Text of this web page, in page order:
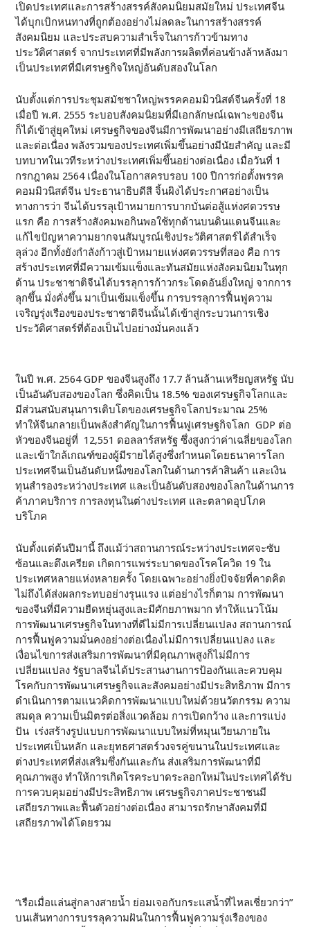
เปิดประเทศและการสร้างสรรค์สังคมนิยมสมัยใหม่ ประเทศจีน
ได้บุกเบิกหนทางที่ถูกต้องอย่างไม่ลดละในการสร้างสรรค์
สังคมนิยม และประสบความสำเร็จในการก้าวข้ามทาง
ประวัติศาสตร์ จากประเทศที่มีพลังการผลิตที่ค่อนข้างล้าหลังมา
เป็นประเทศที่มีเศรษฐกิจใหญ่อันดับสองในโลก
นับตั้งแต่การประชุมสมัชชาใหญ่พรรคคอมมิวนิสต์จีนครั้งที่ 18
เมื่อปี พ.ศ. 2555 ระบอบสังคมนิยมที่มีเอกลักษณ์เฉพาะของจีน
ก็ได้เข้าสู่ยุคใหม่ เศรษฐกิจของจีนมีการพัฒนาอย่างมีเสถียรภาพ
และต่อเนื่อง พลังรวมของประเทศเพิ่มขึ้นอย่างมีนัยสำคัญ และมี
บทบาทในเวทีระหว่างประเทศเพิ่มขึ้นอย่างต่อเนื่อง เมื่อวันที่ 1
กรกฎาคม 2564 เนื่องในโอกาสครบรอบ 100 ปีการก่อตั้งพรรค
คอมมิวนิสต์จีน ประธานาธิบดีสี จิ้นผิงได้ประกาศอย่างเป็น
ทางการว่า จีนได้บรรลุเป้าหมายการบากบั่นต่อสู้แห่งศตวรรษ
แรก คือ การสร้างสังคมพอกินพอใช้ทุกด้านบนดินแดนจีนและ
แก้ไขปัญหาความยากจนสัมบูรณ์เชิงประวัติศาสตร์ได้สำเร็จ
ลุล่วง อีกทั้งยังกำลังก้าวสู่เป้าหมายแห่งศตวรรษที่สอง คือ การ
สร้างประเทศที่มีความเข้มแข็งและทันสมัยแห่งสังคมนิยมในทุก
ด้าน ประชาชาติจีนได้บรรลุการก้าวกระโดดอันยิ่งใหญ่ จากการ
ลุกขึ้น มั่งคั่งขึ้น มาเป็นเข้มแข็งขึ้น การบรรลุการฟื้นฟูความ
เจริญรุ่งเรืองของประชาชาติจีนนั้นได้เข้าสู่กระบวนการเชิง
ประวัติศาสตร์ที่ต้องเป็นไปอย่างมั่นคงแล้ว
ในปี พ.ศ. 2564 GDP ของจีนสูงถึง 17.7 ล้านล้านเหรียญสหรัฐ นับ
เป็นอันดับสองของโลก ซึ่งคิดเป็น 18.5% ของเศรษฐกิจโลกและ
มีส่วนสนับสนุนการเติบโตของเศรษฐกิจโลกประมาณ 25%
ทำให้จีนกลายเป็นพลังสำคัญในการฟื้นฟูเศรษฐกิจโลก GDP ต่อ
หัวของจีนอยู่ที่ 12,551 ดอลลาร์สหรัฐ ซึ่งสูงกว่าค่าเฉลี่ยของโลก
และเข้าใกล้เกณฑ์ของผู้มีรายได้สูงซึ่งกำหนดโดยธนาคารโลก
ประเทศจีนเป็นอันดับหนึ่งของโลกในด้านการค้าสินค้า และเงิน
ทุนสำรองระหว่างประเทศ และเป็นอันดับสองของโลกในด้านการ
ค้าภาคบริการ การลงทุนในต่างประเทศ และตลาดอุปโภค
บริโภค
นับตั้งแต่ต้นปีมานี้ ถึงแม้ว่าสถานการณ์ระหว่างประเทศจะซับ
ซ้อนและตึงเครียด เกิดการแพร่ระบาดของโรคโควิด 19 ใน
ประเทศหลายแห่งหลายครั้ง โดยเฉพาะอย่างยิ่งปัจจัยที่คาดคิด
ไม่ถึงได้ส่งผลกระทบอย่างรุนแรง แต่อย่างไรก็ตาม การพัฒนา
ของจีนที่มีความยืดหยุ่นสูงและมีศักยภาพมาก ทำให้แนวโน้ม
การพัฒนาเศรษฐกิจในทางที่ดีไม่มีการเปลี่ยนแปลง สถานการณ์
การฟื้นฟูความมั่นคงอย่างต่อเนื่องไม่มีการเปลี่ยนแปลง และ
เงื่อนไขการส่งเสริมการพัฒนาที่มีคุณภาพสูงก็ไม่มีการ
เปลี่ยนแปลง รัฐบาลจีนได้ประสานงานการป้องกันและควบคุม
โรคกับการพัฒนาเศรษฐกิจและสังคมอย่างมีประสิทธิภาพ มีการ
ดำเนินการตามแนวคิดการพัฒนาแบบใหม่ด้วยนวัตกรรม ความ
สมดุล ความเป็นมิตรต่อสิ่งแวดล้อม การเปิดกว้าง และการแบ่ง
ปัน เร่งสร้างรูปแบบการพัฒนาแบบใหม่ที่หมุนเวียนภายใน
ประเทศเป็นหลัก และยุทธศาสตร์วงจรคู่ขนานในประเทศและ
ต่างประเทศที่ส่งเสริมซึ่งกันและกัน ส่งเสริมการพัฒนาที่มี
คุณภาพสูง ทำให้การเกิดโรคระบาดระลอกใหม่ในประเทศได้รับ
การควบคุมอย่างมีประสิทธิภาพ เศรษฐกิจภาคประชาชนมี
เสถียรภาพและฟื้นตัวอย่างต่อเนื่อง สามารถรักษาสังคมที่มี
เสถียรภาพได้โดยรวม
“เรือเมื่อแล่นสู่กลางสายน้ำ ย่อมเจอกับกระแสน้ำที่ไหลเชี่ยวกว่า”
บนเส้นทางการบรรลุความฝันในการฟื้นฟูความรุ่งเรืองของ